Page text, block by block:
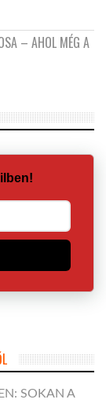
– AHOL MÉG A
SOKAN A